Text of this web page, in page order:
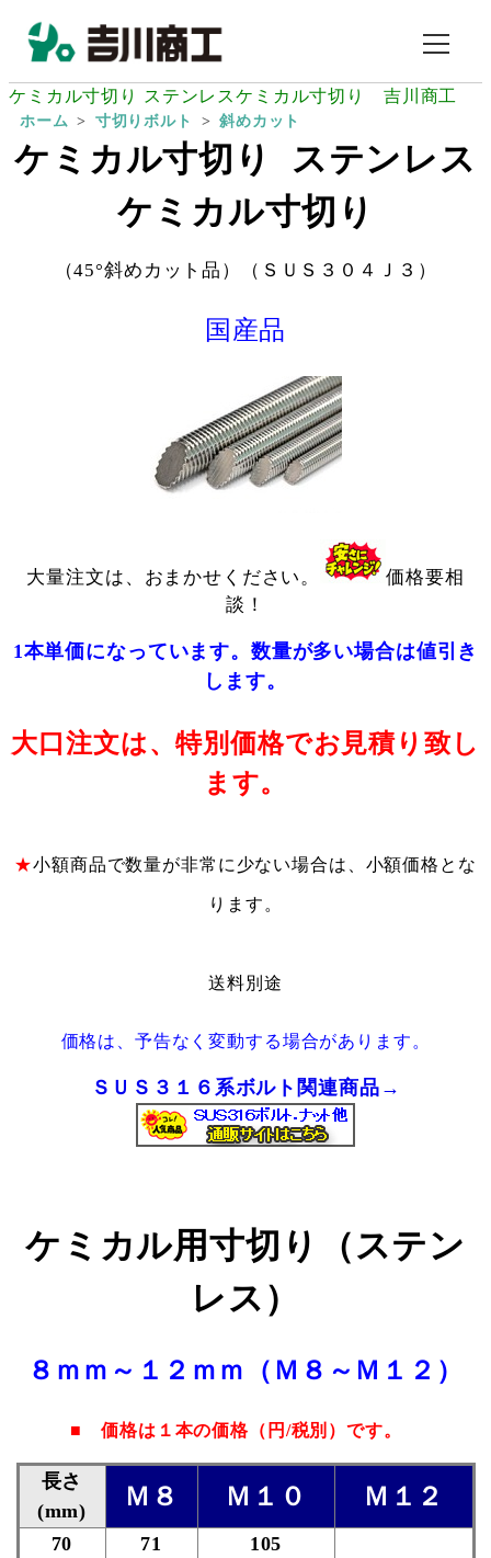
ケミカル寸切り ステンレスケミカル寸切り 吉川商工
ホーム 寸切りボルト 斜めカット
ケミカル寸切り ステンレス
ケミカル寸切り
（45°斜めカット品） （ＳＵＳ３０４Ｊ３）
国産品
大量注文は、おまかせください。
価格要相
談！
1本単価になっています。数量が多い場合は値引き
します。
大口注文は、特別価格でお見積り致し
ます。
★小額商品で数量が非常に少ない場合は、小額価格とな
ります。
送料別途
価格は、予告なく変動する場合があります。
ＳＵＳ３１６系ボルト関連商品→
ケミカル用寸切り（ステン
レス）
８ｍｍ～１２ｍｍ（Ｍ８～Ｍ１２）
■価格は１本の価格 （円/税別）です。
長さ
(mm)
Ｍ８ Ｍ１０ Ｍ１２
70 71
105